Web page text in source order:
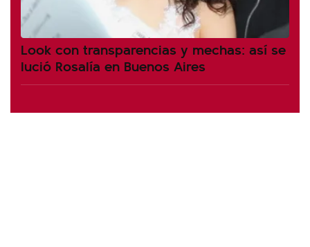
Look con transparencias y mechas: así se
lució Rosalía en Buenos Aires